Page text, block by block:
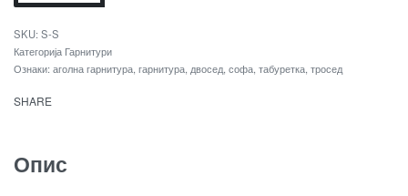
S-S
Категорија Гарнитури
Ознаки: аголна гарнитура гарнитура двосед софа табуретка тросед
SHARE
Опис